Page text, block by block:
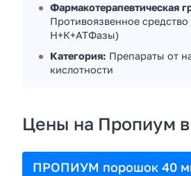
Фармакотерапевтическая
Противоязвенное
Н+К+АТФазы)
Категория: Препараты от
кислотности
Цены на Пропиум
ПРОПИУМ порошок 40